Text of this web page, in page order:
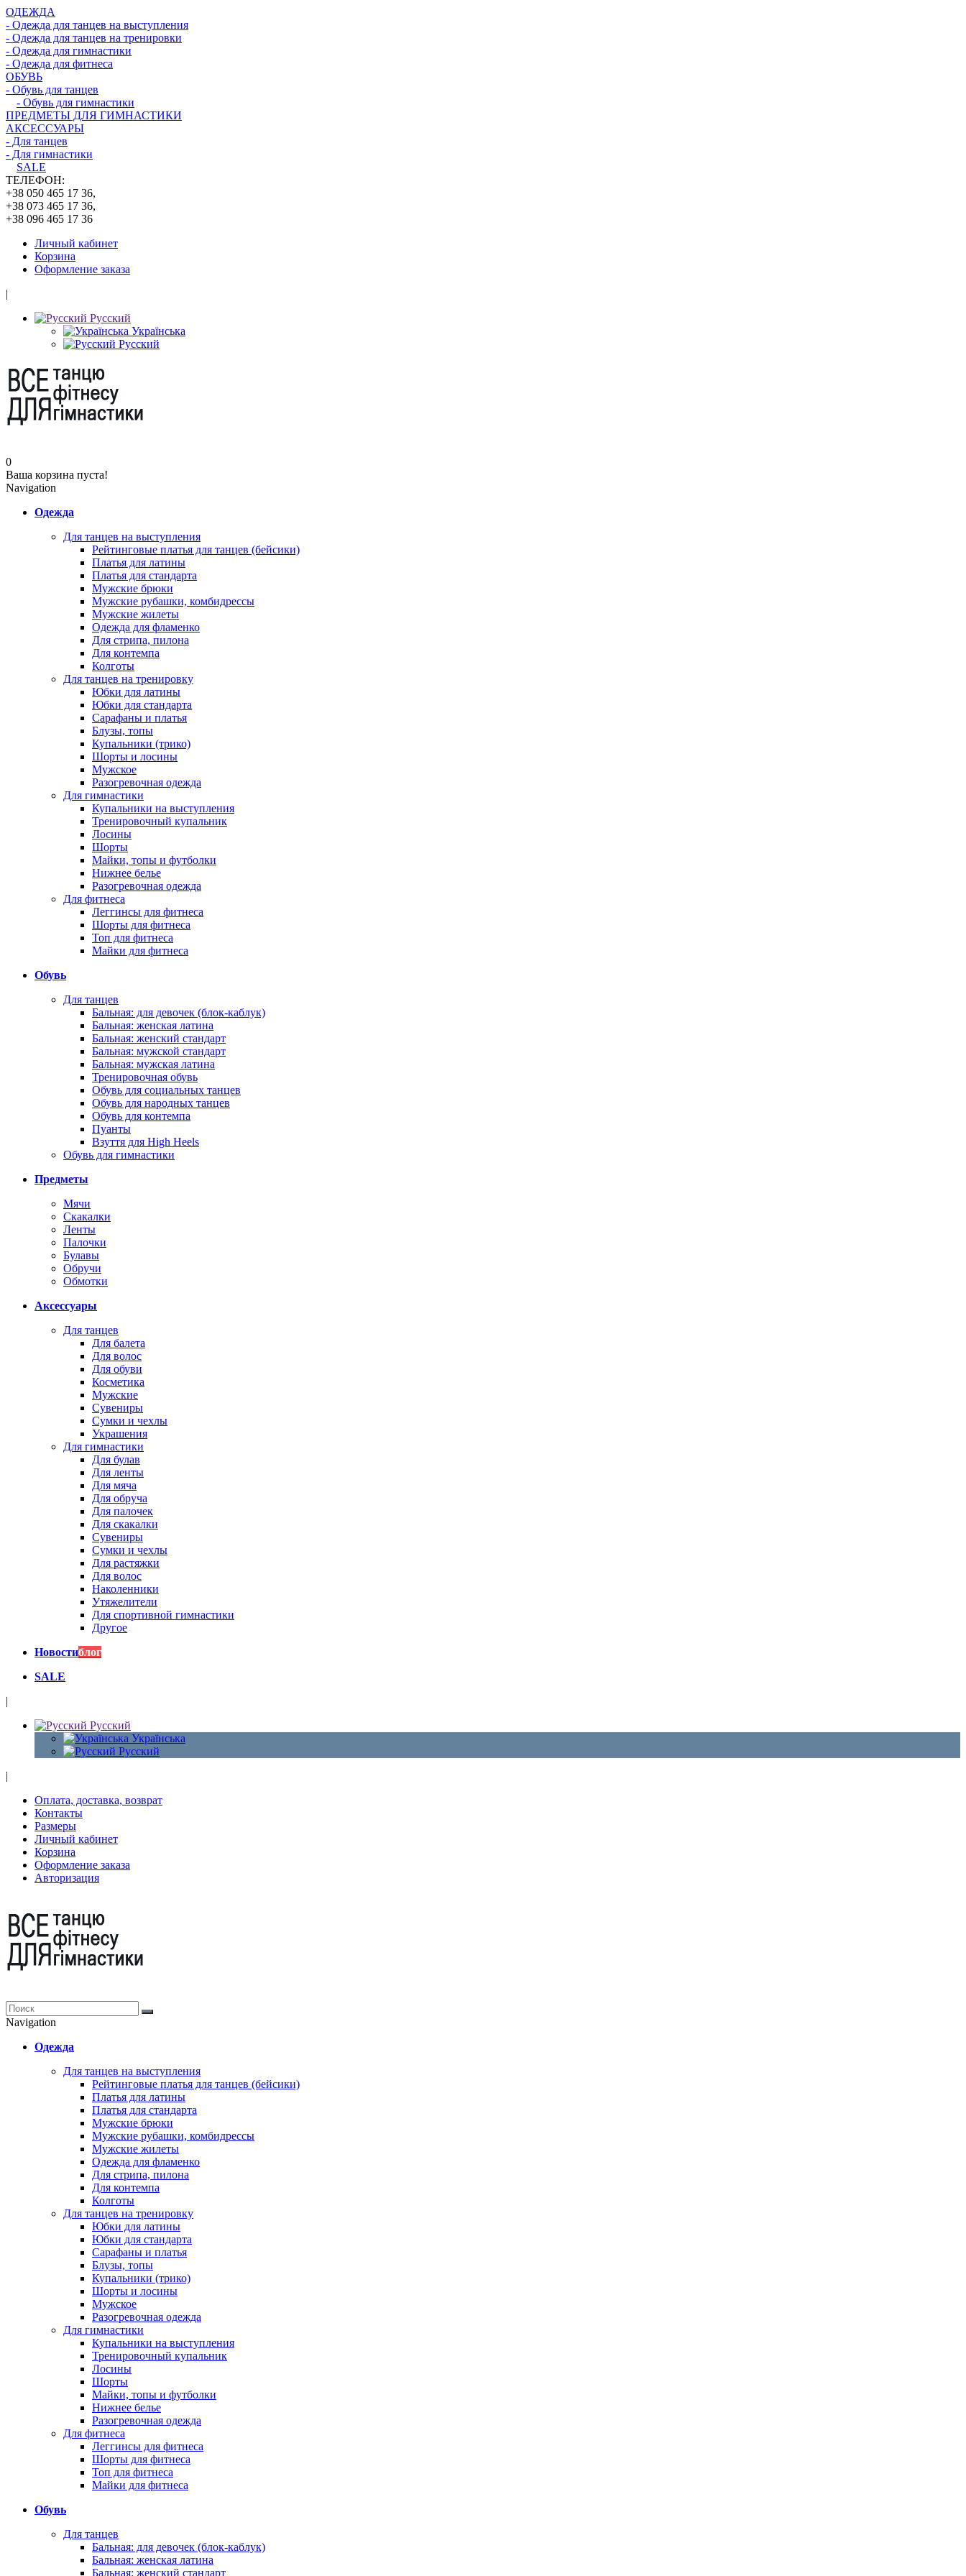
ОДЕЖДА
- Одежда для танцев на выступления
- Одежда для танцев на тренировки
- Одежда для гимнастики
- Одежда для фитнеса
ОБУВЬ
- Обувь для танцев
- Обувь для гимнастики
ПРЕДМЕТЫ ДЛЯ ГИМНАСТИКИ
АКСЕССУАРЫ
- Для танцев
- Для гимнастики
SALE
ТЕЛЕФОН:
+38 050 465 17 36,
+38 073 465 17 36,
+38 096 465 17 36
Личный кабинет
Корзина
Оформление заказа
|
Русский
Українська
Русский
0
Ваша корзина пуста!
Navigation
Одежда
Для танцев на выступления
Рейтинговые платья для танцев (бейсики)
Платья для латины
Платья для стандарта
Мужские брюки
Мужские рубашки, комбидрессы
Мужские жилеты
Одежда для фламенко
Для стрипа, пилона
Для контемпа
Колготы
Для танцев на тренировку
Юбки для латины
Юбки для стандарта
Сарафаны и платья
Блузы, топы
Купальники (трико)
Шорты и лосины
Мужское
Разогревочная одежда
Для гимнастики
Купальники на выступления
Тренировочный купальник
Лосины
Шорты
Майки, топы и футболки
Нижнее белье
Разогревочная одежда
Для фитнеса
Леггинсы для фитнеса
Шорты для фитнеса
Топ для фитнеса
Майки для фитнеса
Обувь
Для танцев
Бальная: для девочек (блок-каблук)
Бальная: женская латина
Бальная: женский стандарт
Бальная: мужской стандарт
Бальная: мужская латина
Тренировочная обувь
Обувь для социальных танцев
Обувь для народных танцев
Обувь для контемпа
Пуанты
Взуття для High Heels
Обувь для гимнастики
Предметы
Мячи
Скакалки
Ленты
Палочки
Булавы
Обручи
Обмотки
Аксессуары
Для танцев
Для балета
Для волос
Для обуви
Косметика
Мужские
Сувениры
Сумки и чехлы
Украшения
Для гимнастики
Для булав
Для ленты
Для мяча
Для обруча
Для палочек
Для скакалки
Сувениры
Сумки и чехлы
Для растяжки
Для волос
Наколенники
Утяжелители
Для спортивной гимнастики
Другое
Новостиблог
SALE
|
Русский
Українська
Русский
|
Оплата, доставка, возврат
Контакты
Размеры
Личный кабинет
Корзина
Оформление заказа
Авторизация
Navigation
Одежда
Для танцев на выступления
Рейтинговые платья для танцев (бейсики)
Платья для латины
Платья для стандарта
Мужские брюки
Мужские рубашки, комбидрессы
Мужские жилеты
Одежда для фламенко
Для стрипа, пилона
Для контемпа
Колготы
Для танцев на тренировку
Юбки для латины
Юбки для стандарта
Сарафаны и платья
Блузы, топы
Купальники (трико)
Шорты и лосины
Мужское
Разогревочная одежда
Для гимнастики
Купальники на выступления
Тренировочный купальник
Лосины
Шорты
Майки, топы и футболки
Нижнее белье
Разогревочная одежда
Для фитнеса
Леггинсы для фитнеса
Шорты для фитнеса
Топ для фитнеса
Майки для фитнеса
Обувь
Для танцев
Бальная: для девочек (блок-каблук)
Бальная: женская латина
Бальная: женский стандарт